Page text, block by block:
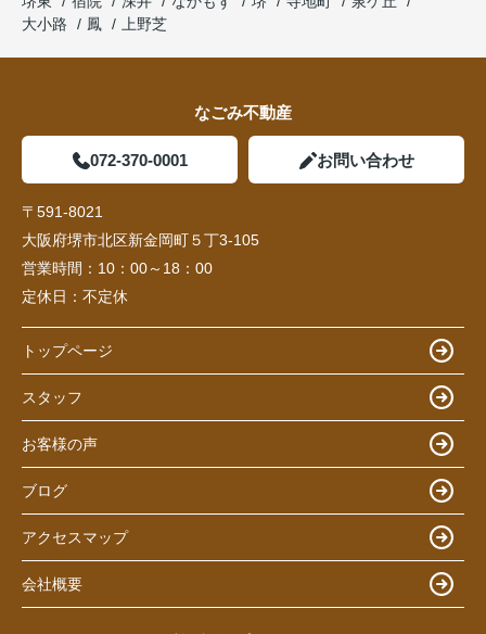
大小路
鳳 上野芝
なごみ不動産
072-370-0001 お問い合わせ
〒591-8021
大阪府堺市北区新金岡町５丁3-105
営業時間： 10：00～18：00
定休日： 不定休
トップページ
スタッフ
お客様の声
ブログ
アクセスマップ
会社概要